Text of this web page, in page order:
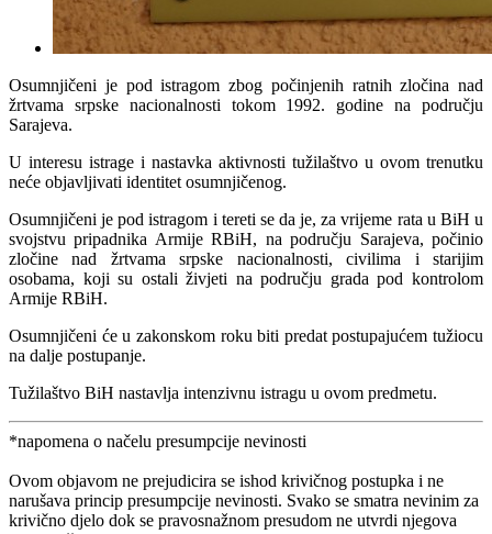
Osumnjičeni je pod istragom zbog počinjenih ratnih zločina nad
žrtvama srpske nacionalnosti tokom 1992. godine na području
Sarajeva.
U interesu istrage i nastavka aktivnosti tužilaštvo u ovom trenutku
neće objavljivati identitet osumnjičenog.
Osumnjičeni je pod istragom i tereti se da je, za vrijeme rata u BiH u
svojstvu pripadnika Armije RBiH, na području Sarajeva, počinio
zločine nad žrtvama srpske nacionalnosti, civilima i starijim
osobama, koji su ostali živjeti na području grada pod kontrolom
Armije RBiH.
Osumnjičeni će u zakonskom roku biti predat postupajućem tužiocu
na dalje postupanje.
Tužilaštvo BiH nastavlja intenzivnu istragu u ovom predmetu.
*napomena o načelu presumpcije nevinosti
Ovom objavom ne prejudicira se ishod krivičnog postupka i ne
narušava princip presumpcije nevinosti. Svako se smatra nevinim za
krivično djelo dok se pravosnažnom presudom ne utvrdi njegova